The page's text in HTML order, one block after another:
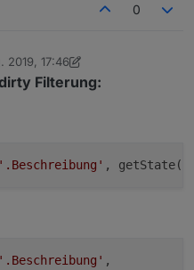
0
2019, 17:46
Filterung:
'.Beschreibung' ,
'.Beschreibung' ,